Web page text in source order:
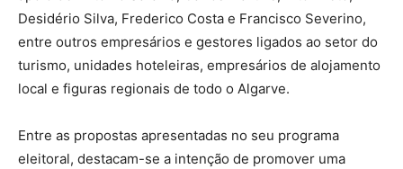
Desidério Silva, Frederico Costa e Francisco Severino,
entre outros empresários e gestores ligados ao setor do
turismo, unidades hoteleiras, empresários de alojamento
local e figuras regionais de todo o Algarve.
Entre as propostas apresentadas no seu programa
eleitoral, destacam-se a intenção de promover uma